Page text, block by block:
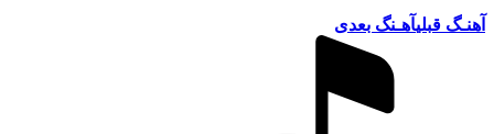
آهنـگ قبلیآهـنگ بعدی